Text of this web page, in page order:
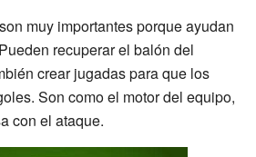
muy importantes porque ayudan
recuperar el balón del
crear jugadas para que los
Son como el motor del equipo,
con el ataque.